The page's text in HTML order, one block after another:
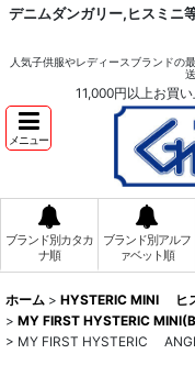
デニムダンガリー,ヒスミニ
人気子供服やレディースブランドの
11,000円以上お買
メニュー
ブランド別カタカ
ナ順
ブランド別アルフ
ァベット順
ホーム > HYSTERIC MINI ヒ
> MY FIRST HYSTERIC
> MY FIRST HYSTERIC